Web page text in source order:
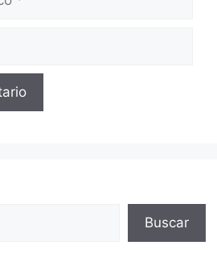
Buscar